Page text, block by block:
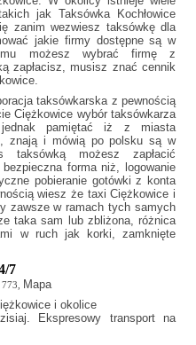
takich jakTaksówka Kochłowice
zanim wezwiesz taksówkę dla
jakie firmy dostępne są w
możesz wybrać firmę z
zapłacisz, musisz znać cennik
taksówkarska z pewnością
Ciężkowice wybór taksówkarza
pamiętać iż z miasta
znają i mówią po polsku są w
taksówką możesz zapłacić
forma niż, logowanie
pobieranie gotówki z konta
wiesz że taxi Ciężkowice i
zawsze w ramach tych samych
taka sam lub zbliżona, różnica
w ruch jak korki, zamknięte
7
Mapa
i okolice
Ekspresowy transport na